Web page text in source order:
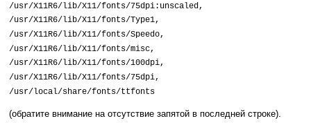
/usr/X11R6/lib/X11/fonts/75dpi:unscaled,
/usr/X11R6/lib/X11/fonts/Type1,
/usr/X11R6/lib/X11/fonts/Speedo,
/usr/X11R6/lib/X11/fonts/misc,
/usr/X11R6/lib/X11/fonts/100dpi,
/usr/X11R6/lib/X11/fonts/75dpi,
/usr/local/share/fonts/ttfonts
(обратите внимание на отсутствие запятой в последней строке).